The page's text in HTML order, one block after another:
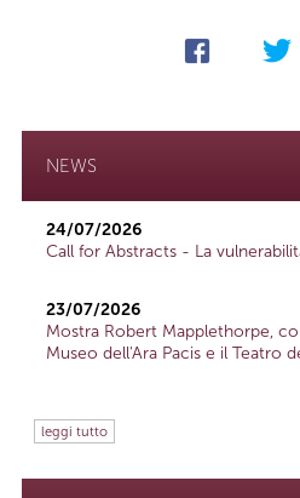
NEWS
24/07/2026
Call for Abstracts - La
23/07/2026
Mostra Robert Mapplethorpe,
Museo dell'Ara Pacis e il Teatro
leggi tutto